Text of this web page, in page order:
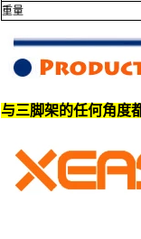
重量
与三脚架的任何角度